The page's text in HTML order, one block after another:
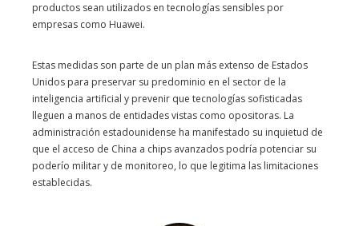
productos sean utilizados en tecnologías sensibles por
empresas como Huawei.
Estas medidas son parte de un plan más extenso de Estados
Unidos para preservar su predominio en el sector de la
inteligencia artificial y prevenir que tecnologías sofisticadas
lleguen a manos de entidades vistas como opositoras. La
administración estadounidense ha manifestado su inquietud de
que el acceso de China a chips avanzados podría potenciar su
poderío militar y de monitoreo, lo que legitima las limitaciones
establecidas.